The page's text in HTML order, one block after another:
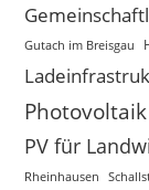
Gutach im Breisgau
Photovoltaik
PV für
Rheinhausen